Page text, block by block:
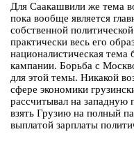
Для Саакашвили же тема
пока вообще является
собственной
практически весь его
националистическая тема
кампании. Борьба с
для этой темы. Никакой
сфере экономики
рассчитывал на западную
взять Грузию на полный
выплатой зарплаты